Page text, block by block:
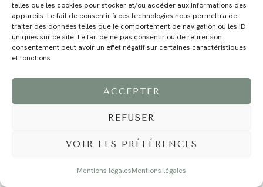
telles que les cookies pour stocker et/ou accéder aux informations des
appareils. Le fait de consentir à ces technologies nous permettra de
traiter des données telles que le comportement de navigation ou les ID
uniques sur ce site. Le fait de ne pas consentir ou de retirer son
consentement peut avoir un effet négatif sur certaines caractéristiques
et fonctions.
ACCEPTER
REFUSER
VOIR LES PRÉFÉRENCES
Mentions légalesMentions légales
MAGALI PRESTATIONS YOGA VOYAGE BLOG CONTACT
©2024 EI Magali Selvi - Photographe Famille et Mariage - Nice - Côte d'Azur -